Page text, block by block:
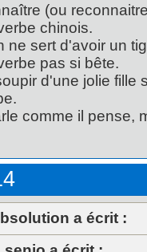
(ou
chinois.
ne sert d'avoir un
pas si bête.
d'une jolie fille
comme il pense,
a écrit :